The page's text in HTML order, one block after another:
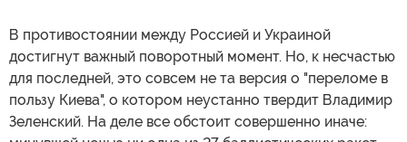
В противостоянии между Россией и Украиной
достигнут важный поворотный момент. Но, к несчастью
для последней, это совсем не та версия о "переломе в
пользу Киева", о котором неустанно твердит Владимир
Зеленский. На деле все обстоит совершенно иначе: